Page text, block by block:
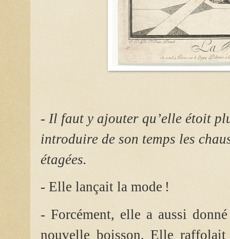
- Il faut y ajouter qu’elle étoit
introduire de son temps les
étagées.
- Elle lançait la mode !
- Forcément, elle a aussi
nouvelle boisson. Elle